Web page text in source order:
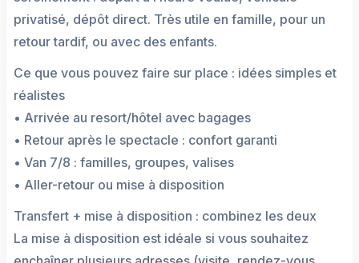
privatisé, dépôt direct. Très utile en famille, pour un
retour tardif, ou avec des enfants.
Ce que vous pouvez faire sur place : idées simples et
réalistes
• Arrivée au resort/hôtel avec bagages
• Retour après le spectacle : confort garanti
• Van 7/8 : familles, groupes, valises
• Aller-retour ou mise à disposition
Transfert + mise à disposition : combinez les deux
La mise à disposition est idéale si vous souhaitez